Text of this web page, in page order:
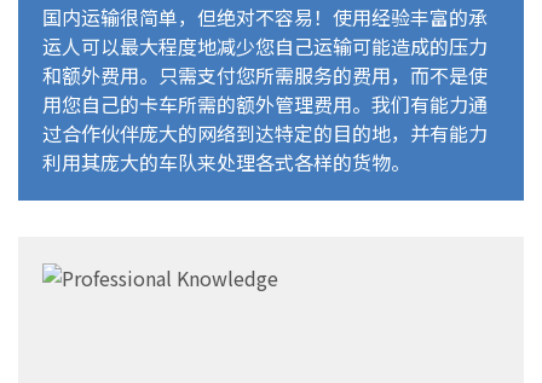
国内运输很简单，但绝对不容易！使用经验丰富的承
运人可以最大程度地减少您自己运输可能造成的压力
和额外费用。只需支付您所需服务的费用，而不是使
用您自己的卡车所需的额外管理费用。我们有能力通
过合作伙伴庞大的网络到达特定的目的地，并有能力
利用其庞大的车队来处理各式各样的货物。